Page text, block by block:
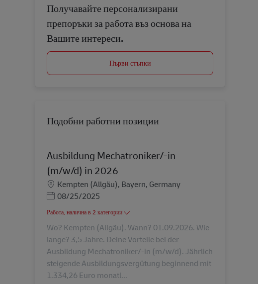
Получавайте персонализирани
препоръки за работа въз основа на
Вашите интереси.
Първи стъпки
Подобни работни позиции
Ausbildung Mechatroniker/-in
(m/w/d) in 2026
Местоположение
Kempten (Allgäu), Bayern, Germany
Posted Date
08/25/2025
Работа, налична в 2 категории
Wo? Kempten (Allgäu). Wann? 01.09.2026. Wie
lange? 3,5 Jahre. Deine Vorteile bei der
Ausbildung Mechatroniker/-in (m/w/d). Jährlich
steigende Ausbildungsvergütung beginnend mit
1.334,26 Euro monatl...